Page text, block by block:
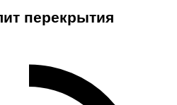
перекрытия